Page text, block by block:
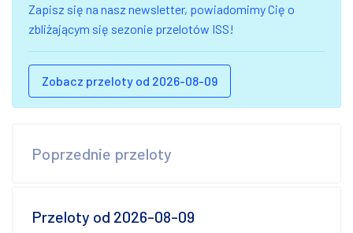
Zapisz się na nasz newsletter, powiadomimy Cię o
zbliżającym się sezonie przelotów ISS!
Zobacz przeloty od 2026-08-09
Poprzednie przeloty
Przeloty od 2026-08-09